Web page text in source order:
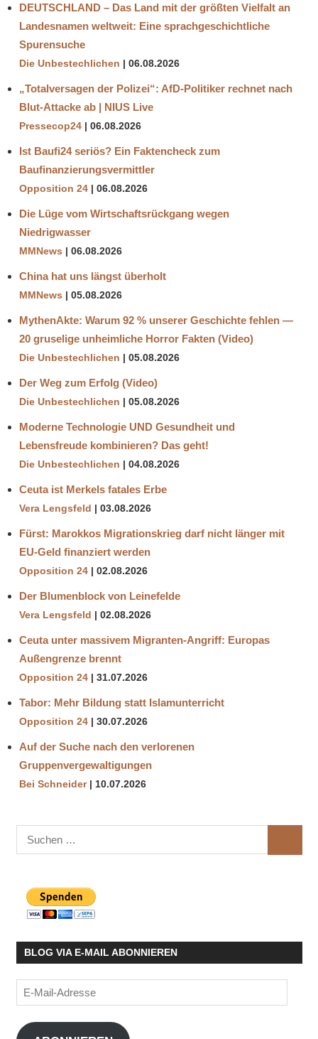
DEUTSCHLAND – Das Land mit der größten Vielfalt an
Landesnamen weltweit: Eine sprachgeschichtliche
Spurensuche
Die Unbestechlichen 06.08.2026
„Totalversagen der Polizei“: AfD-Politiker rechnet nach
Blut-Attacke ab | NIUS Live
Pressecop24 06.08.2026
Ist Baufi24 seriös? Ein Faktencheck zum
Baufinanzierungsvermittler
Opposition 24 06.08.2026
Die Lüge vom Wirtschaftsrückgang wegen
Niedrigwasser
MMNews 06.08.2026
China hat uns längst überholt
MMNews 05.08.2026
MythenAkte: Warum 92 % unserer Geschichte fehlen —
20 gruselige unheimliche Horror Fakten (Video)
Die Unbestechlichen 05.08.2026
Der Weg zum Erfolg (Video)
Die Unbestechlichen 05.08.2026
Moderne Technologie UND Gesundheit und
Lebensfreude kombinieren? Das geht!
Die Unbestechlichen 04.08.2026
Ceuta ist Merkels fatales Erbe
Vera Lengsfeld 03.08.2026
Fürst: Marokkos Migrationskrieg darf nicht länger mit
EU-Geld finanziert werden
Opposition 24 02.08.2026
Der Blumenblock von Leinefelde
Vera Lengsfeld 02.08.2026
Ceuta unter massivem Migranten-Angriff: Europas
Außengrenze brennt
Opposition 24 31.07.2026
Tabor: Mehr Bildung statt Islamunterricht
Opposition 24 30.07.2026
Auf der Suche nach den verlorenen
Gruppenvergewaltigungen
Bei Schneider 10.07.2026
Suchen
nach:
BLOG VIA E-MAIL ABONNIEREN
E-
Mail-
Adresse